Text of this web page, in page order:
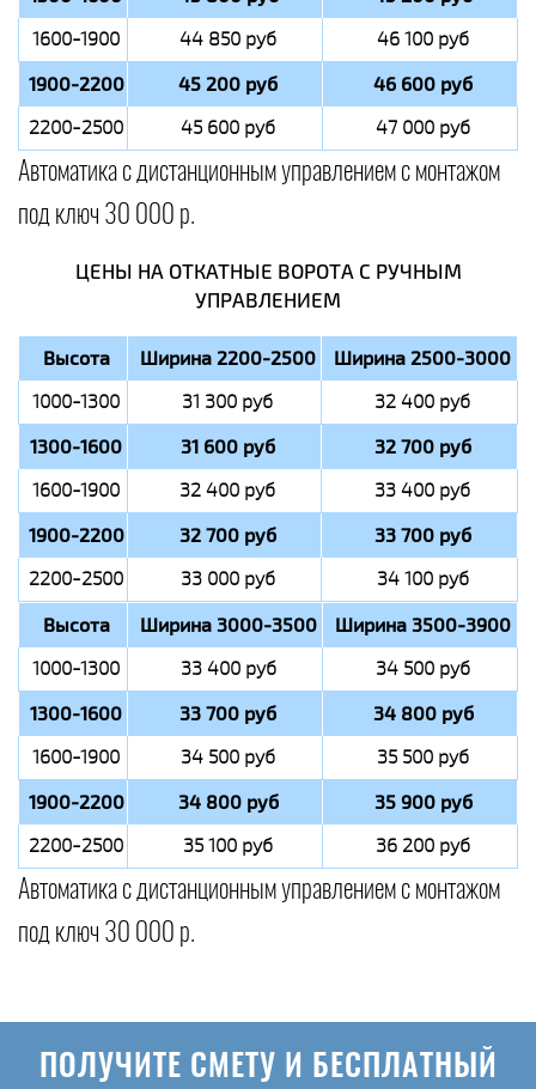
1600-1900 44 850 руб 46 100 руб
1900-2200 45 200 руб 46 600 руб
2200-2500 45 600 руб 47 000 руб
Автоматика с дистанционным управлением с монтажом
под ключ 30 000 р.
ЦЕНЫ НА ОТКАТНЫЕ ВОРОТА С РУЧНЫМ
УПРАВЛЕНИЕМ
Высота Ширина 2200-2500 Ширина 2500-3000
1000-1300 31 300 руб 32 400 руб
1300-1600 31 600 руб 32 700 руб
1600-1900 32 400 руб 33 400 руб
1900-2200 32 700 руб 33 700 руб
2200-2500 33 000 руб 34 100 руб
Высота Ширина 3000-3500 Ширина 3500-3900
1000-1300 33 400 руб 34 500 руб
1300-1600 33 700 руб 34 800 руб
1600-1900 34 500 руб 35 500 руб
1900-2200 34 800 руб 35 900 руб
2200-2500 35 100 руб 36 200 руб
Автоматика с дистанционным управлением с монтажом
под ключ 30 000 р.
ПОЛУЧИТЕ СМЕТУ И БЕСПЛАТНЫЙ